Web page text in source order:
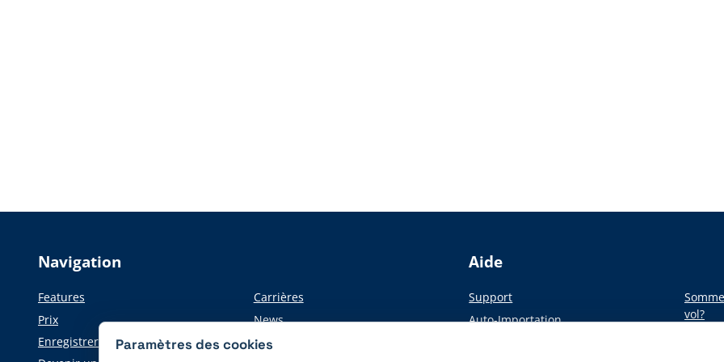
Navigation
Features
Prix
Enregistrer
Carrières
News
Informations pour la presse
Aide
Support
Auto-Importation
vol?
Paramètres des cookies